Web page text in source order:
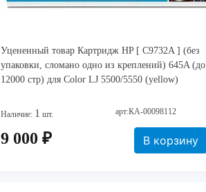
Уцененный товар Картридж HP [ C9732A ] (без
упаковки, сломано одно из креплений) 645A (до
12000 стр) для Color LJ 5500/5550 (yellow)
Наличие: 1 шт. арт:КА-00098112
9 000 ₽ В корзину